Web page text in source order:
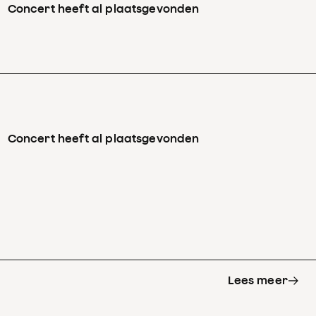
Concert heeft al plaatsgevonden
Concert heeft al plaatsgevonden
Lees meer